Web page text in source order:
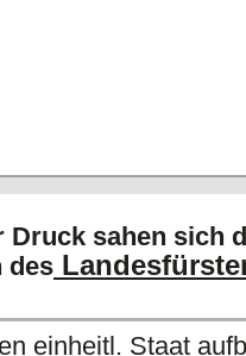
Druck sahen sich
des
einheitl. Staat